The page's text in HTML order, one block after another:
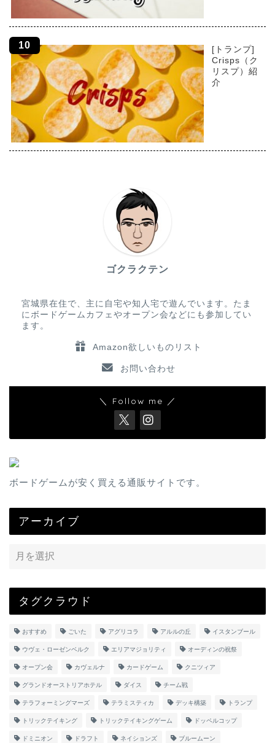
[トランプ]
Crisps（ク
リスプ）紹
介
ゴクラクテン
宮城県在住で、主に自宅や知人宅で遊んでいます。たま
にボードゲームカフェやオープン会などにも参加してい
ます。
Amazon欲しいものリスト
お問い合わせ
＼ Follow me ／
ボードゲームが安く買える通販サイトです。
アーカイブ
タグクラウド
おすすめ ごいた アグリコラ アルルの丘 イスタンブール
ウヴェ・ローゼンベルク エリアマジョリティ オーディンの祝祭
オープン会 カヴェルナ カードゲーム クニツィア
グランドオーストリアホテル ダイス チーム戦
テラフォーミングマーズ テラミスティカ デッキ構築 トランプ
トリックテイキング トリックテイキングゲーム ドッペルコップ
ドミニオン ドラフト ネイションズ ブルームーン